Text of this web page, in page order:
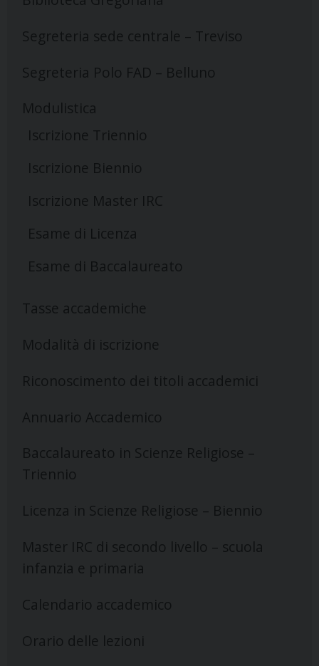
Segreteria sede centrale – Treviso
Segreteria Polo FAD – Belluno
Modulistica
Iscrizione Triennio
Iscrizione Biennio
Iscrizione Master IRC
Esame di Licenza
Esame di Baccalaureato
Tasse accademiche
Modalità di iscrizione
Riconoscimento dei titoli accademici
Annuario Accademico
Baccalaureato in Scienze Religiose –
Triennio
Licenza in Scienze Religiose – Biennio
Master IRC di secondo livello – scuola
infanzia e primaria
Calendario accademico
Orario delle lezioni